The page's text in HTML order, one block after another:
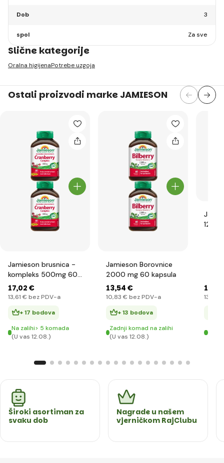
Dob 3
spol Za sve
Slične kategorije
Oralna higijenaPotrebe uzgoja
Ostali proizvodi marke JAMIESON
Jamieson brusnica -
kompleks 500mg 60
kapsula
17,02 €
13,61 € bez PDV-a
+ 17 bodova
Na zalihi> 5 komada
(U vas 12.08.)
Jamieson Borovnice
2000 mg 60 kapsula
13,54 €
10,83 € bez PDV-a
+ 13 bodova
Zadnji komad na zalihi
(U vas 12.08.)
1200
17
13
(U
Široki asortiman za
svaku dob
Nagrade u našem
vjerničkom RajClubu